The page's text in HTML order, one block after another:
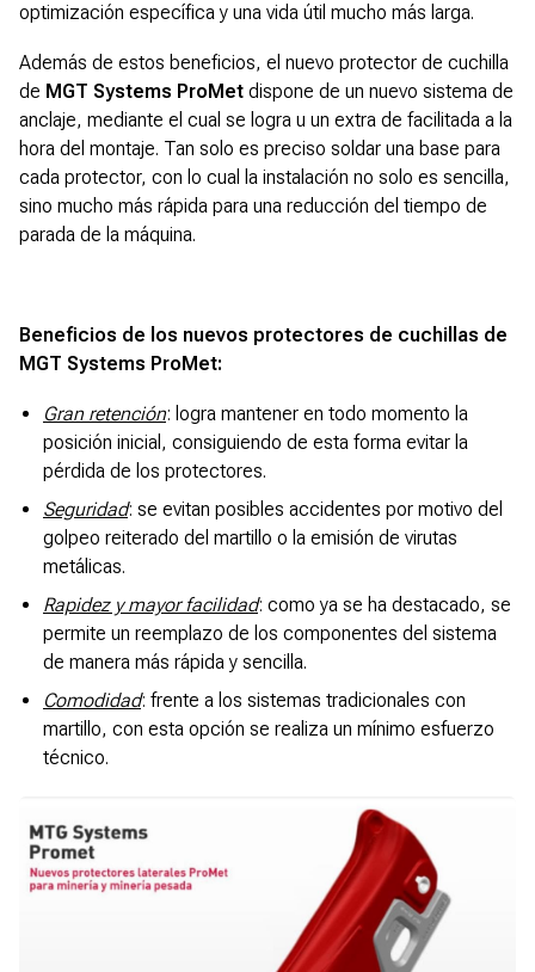
optimización específica y una vida útil mucho más larga.
Además de estos beneficios, el nuevo protector de cuchilla
de MGT Systems ProMet dispone de un nuevo sistema de
anclaje, mediante el cual se logra u un extra de facilitada a la
hora del montaje. Tan solo es preciso soldar una base para
cada protector, con lo cual la instalación no solo es sencilla,
sino mucho más rápida para una reducción del tiempo de
parada de la máquina.
Beneficios de los nuevos protectores de cuchillas de
MGT Systems ProMet:
Gran retención: logra mantener en todo momento la
posición inicial, consiguiendo de esta forma evitar la
pérdida de los protectores.
Seguridad: se evitan posibles accidentes por motivo del
golpeo reiterado del martillo o la emisión de virutas
metálicas.
Rapidez y mayor facilidad: como ya se ha destacado, se
permite un reemplazo de los componentes del sistema
de manera más rápida y sencilla.
Comodidad: frente a los sistemas tradicionales con
martillo, con esta opción se realiza un mínimo esfuerzo
técnico.